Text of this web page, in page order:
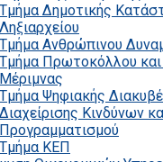
Τμήμα Δημοτικής
Ληξιαρχείου
Τμήμα Ανθρώπινου
Τμήμα Πρωτοκόλλου και
Μέριμνας
Τμήμα Ψηφιακής
Διαχείρισης Κινδύνων
Προγραμματισμού
Τμήμα ΚΕΠ